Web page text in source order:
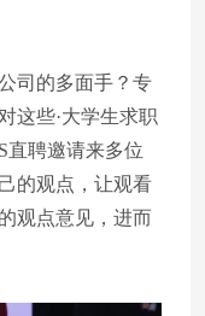
司的多面手？专
这些·大学生求职
直聘邀请来多位
的观点，让观看
观点意见，进而